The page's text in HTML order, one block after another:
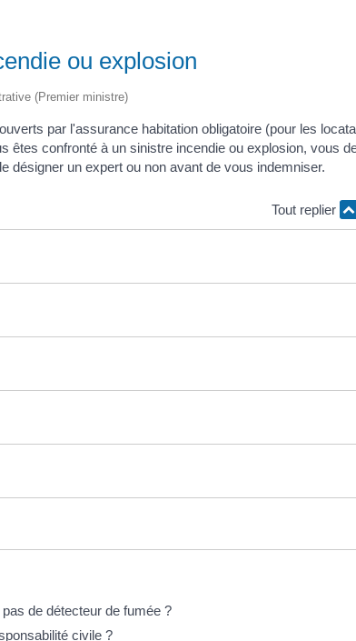
ou explosion
(Premier ministre)
par l'assurance habitation obligatoire (pour les
êtes confronté à un sinistre incendie ou explosion, vous
désigner un expert ou non avant de vous indemniser.
Tout replier
de détecteur de fumée ?
civile ?